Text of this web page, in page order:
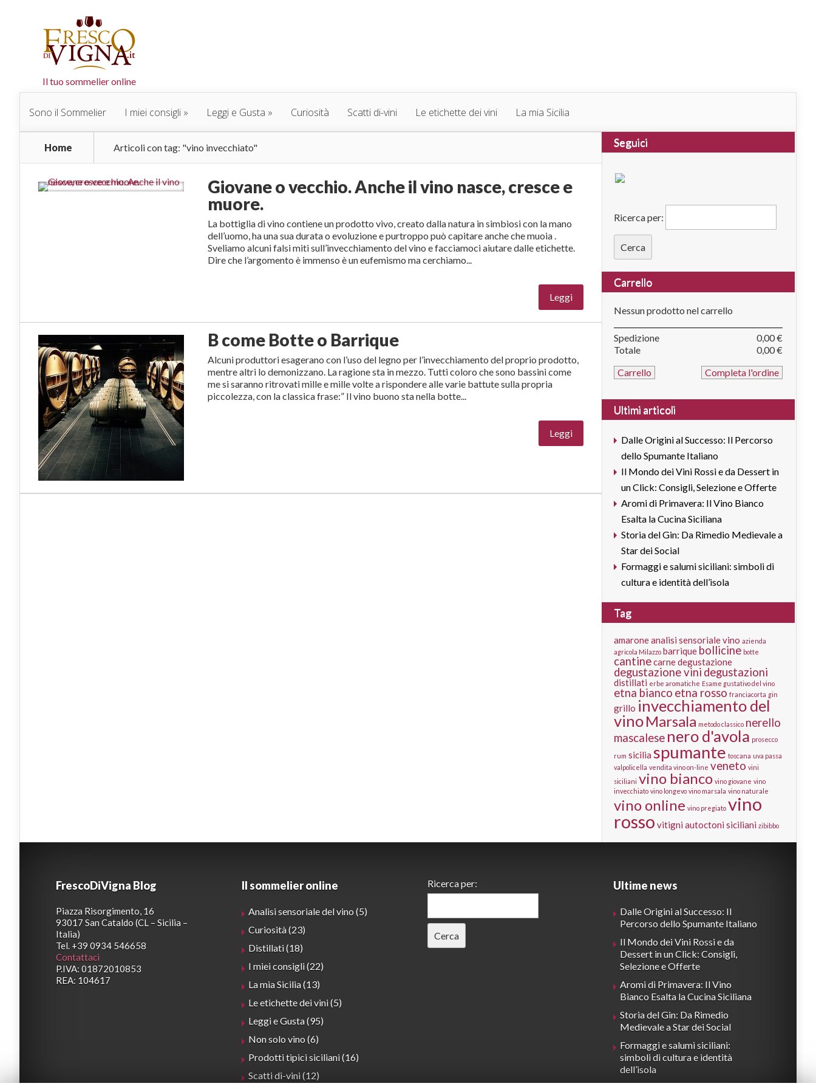
Il tuo sommelier online
Sono il Sommelier I miei consigli Leggi e Gusta Curiosità Scatti di-vini Le etichette dei vini La mia Sicilia
Home Articoli con tag: "vino invecchiato"
Giovane o vecchio. Anche il vino nasce, cresce e
muore.
La bottiglia di vino contiene un prodotto vivo, creato dalla natura in simbiosi con la mano
dell’uomo, ha una sua durata o evoluzione e purtroppo può capitare anche che muoia .
Sveliamo alcuni falsi miti sull’invecchiamento del vino e facciamoci aiutare dalle etichette.
Dire che l’argomento è immenso è un eufemismo ma cerchiamo...
Leggi
B come Botte o Barrique
Alcuni produttori esagerano con l’uso del legno per l’invecchiamento del proprio prodotto,
mentre altri lo demonizzano. La ragione sta in mezzo. Tutti coloro che sono bassini come
me si saranno ritrovati mille e mille volte a rispondere alle varie battute sulla propria
piccolezza, con la classica frase:” Il vino buono sta nella botte...
Leggi
Seguici
Ricerca per:
Carrello
Nessun prodotto nel carrello
Spedizione
0,00 €
Totale
0,00 €
Carrello
Completa l'ordine
Ultimi articoli
Dalle Origini al Successo: Il Percorso
dello Spumante Italiano
Il Mondo dei Vini Rossi e da Dessert in
un Click: Consigli, Selezione e Offerte
Aromi di Primavera: Il Vino Bianco
Esalta la Cucina Siciliana
Storia del Gin: Da Rimedio Medievale a
Star dei Social
Formaggi e salumi siciliani: simboli di
cultura e identità dell’isola
Tag
amaroneanalisi sensoriale vino azienda
agricola Milazzo barrique bollicine botte
cantinecarnedegustazione
degustazione vini degustazioni
distillati erbe aromatiche Esame gustativo del vino
etna bianco etna rosso franciacorta gin
grillo invecchiamento del
vinoMarsala metodo classico nerello
mascalese nero d'avola prosecco
rum sicilia spumante toscana uva passa
valpolicella vendita vino on-line veneto vini
siciliani vino bianco vino giovane vino
invecchiato vino longevo vino marsala vino naturale
vino online vino pregiato vino
rosso vitigni autoctoni siciliani zibibbo
FrescoDiVigna Blog
Piazza Risorgimento, 16
93017 San Cataldo (CL – Sicilia –
Italia)
Tel. +39 0934 546658
Contattaci
P.IVA: 01872010853
REA: 104617
Il sommelier online
Analisi sensoriale del vino(5)
Curiosità (23)
Distillati(18)
I miei consigli(22)
La mia Sicilia (13)
Le etichette dei vini(5)
Leggi e Gusta (95)
Non solo vino(6)
Prodotti tipici siciliani(16)
Scatti di-vini(12)
Ricerca per: Ultime news
Dalle Origini al Successo: Il
Percorso dello Spumante Italiano
Il Mondo dei Vini Rossi e da
Dessert in un Click: Consigli,
Selezione e Offerte
Aromi di Primavera: Il Vino
Bianco Esalta la Cucina Siciliana
Storia del Gin: Da Rimedio
Medievale a Star dei Social
Formaggi e salumi siciliani:
simboli di cultura e identità
dell’isola